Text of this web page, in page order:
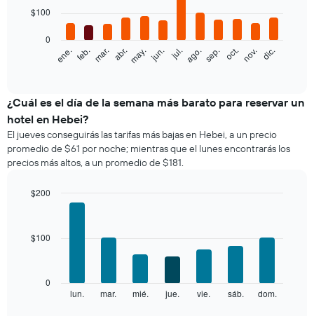
12
bars.
siguiente
el
promedio
de
una
habitación
mes
muestra
ene. feb. mar. abr.may. jun. jul. ago. sep. oct. nov. dic.
0
$100
¿Cuál es el día de la semana más barato para reservar un
hotel en Hebei?
El jueves conseguirás las tarifas más bajas en Hebei, a un precio
promedio de $61 por noche; mientras que el lunes encontrarás los
precios más altos, a un promedio de $181.
lun. mar. mié. jue. vie. sáb. dom.
0
$100
$200